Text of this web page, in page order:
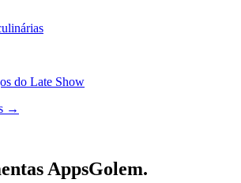
do Late Show
→
AppsGolem.